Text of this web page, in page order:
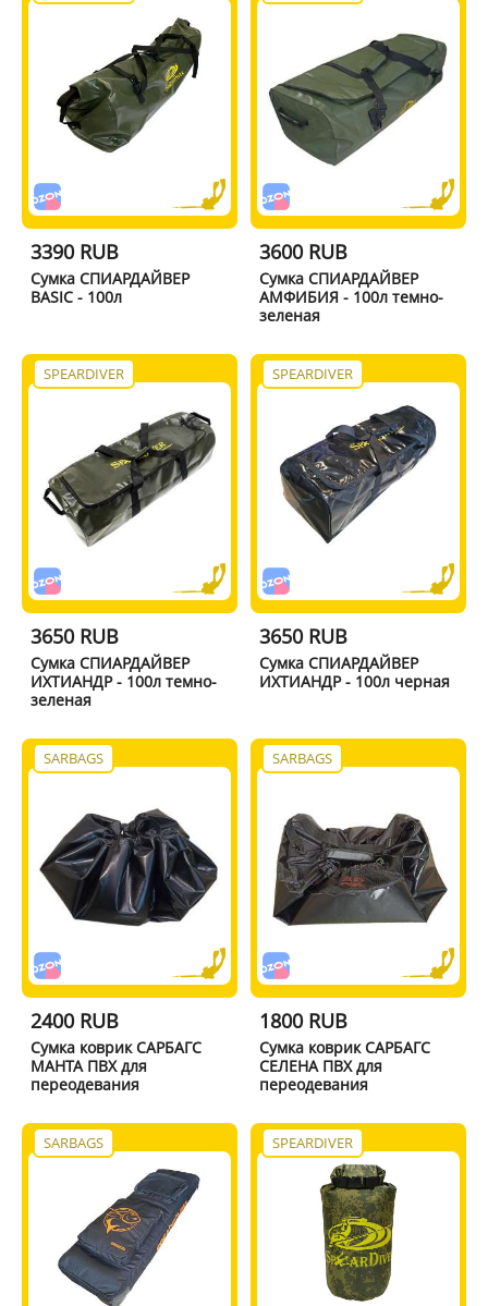
3390 RUB
Сумка СПИАРДАЙВЕР
BASIC - 100л
3600 RUB
Сумка СПИАРДАЙВЕР
АМФИБИЯ - 100л темно-
зеленая
SPEARDIVER
3650 RUB
Сумка СПИАРДАЙВЕР
ИХТИАНДР - 100л темно-
зеленая
SPEARDIVER
3650 RUB
Сумка СПИАРДАЙВЕР
ИХТИАНДР - 100л черная
SARBAGS
2400 RUB
Сумка коврик САРБАГС
МАНТА ПВХ для
переодевания
SARBAGS
1800 RUB
Сумка коврик САРБАГС
СЕЛЕНА ПВХ для
переодевания
SARBAGS SPEARDIVER